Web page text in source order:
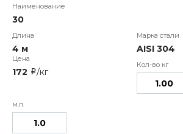
30
4 м AISI 304
172 i/кг